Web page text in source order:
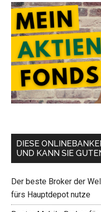
DIESE
UND KANN SIE
Der beste Broker der
fürs Hauptdepot nutze